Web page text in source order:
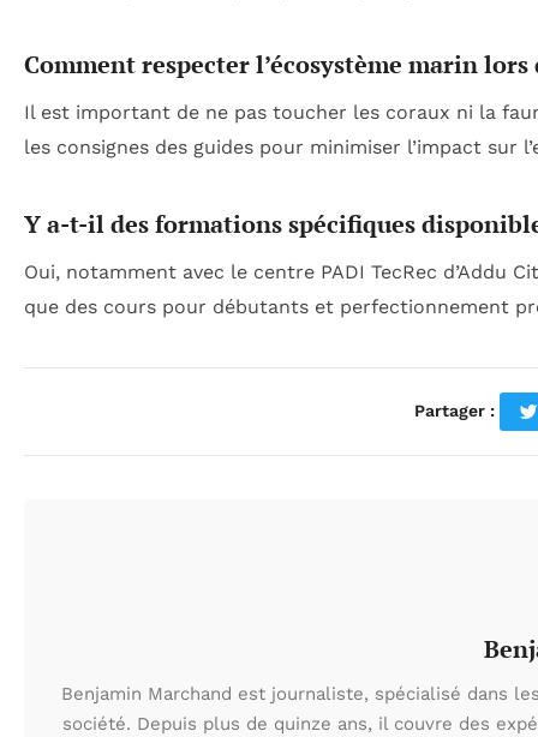
Comment respecter l’écosystème marin lors
Il est important de ne pas toucher les coraux ni la
les consignes des guides pour minimiser l’impact sur
Y a-t-il des formations spécifiques
Oui, notamment avec le centre PADI TecRec d’Addu
que des cours pour débutants et perfectionnement
Partager :
Benjamin Marchand est journaliste, spécialisé dans
société. Depuis plus de quinze ans, il couvre des